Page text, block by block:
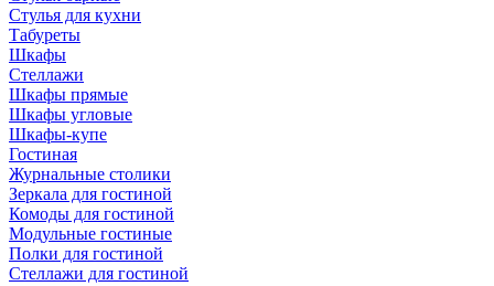
Стулья для кухни
Табуреты
Шкафы
Стеллажи
Шкафы прямые
Шкафы угловые
Шкафы-купе
Гостиная
Журнальные столики
Зеркала для гостиной
Комоды для гостиной
Модульные гостиные
Полки для гостиной
Стеллажи для гостиной